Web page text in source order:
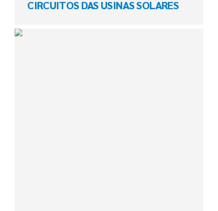
CIRCUITOS DAS USINAS SOLARES